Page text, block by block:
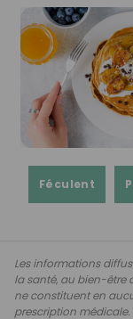
Féculent
Les informations
la santé, au bien-être
ne constituent en
prescription